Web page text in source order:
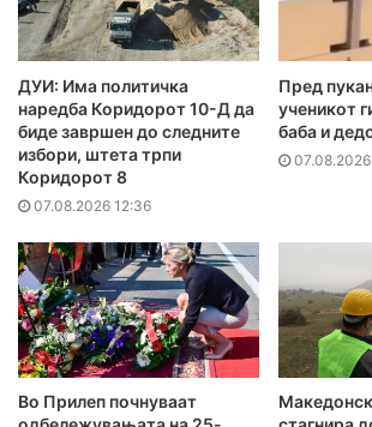
ДУИ: Има политичка
наредба Коридорот 10-Д да
биде завршен до следните
избори, штета трпи
Коридорот 8
07.08.2026 12:36
Пред
ученикот
баба и
Во Прилеп почнуваат